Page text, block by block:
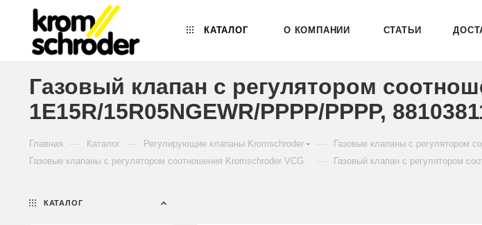
КАТАЛОГ О КОМПАНИИ СТАТЬИ
Газовый клапан с регулятором
1E15R/15R05NGEWR/PPPP/PPPP,
Главная Каталог Регулирующие клапаны Kromschroder Газовые клапаны с регулятором
Газовые клапаны с регулятором соотношения Kromschroder VCG Газовый клапан с регулятором
КАТАЛОГ